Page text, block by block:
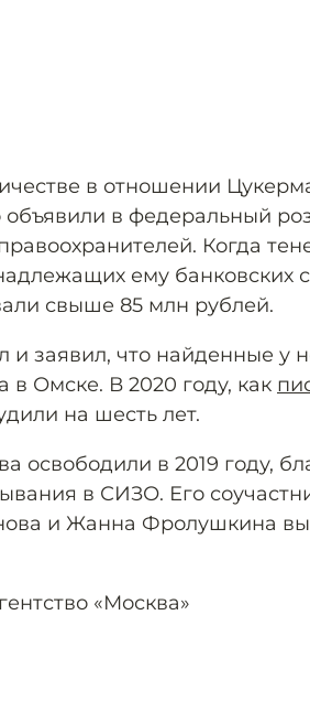
в отношении
объявили в федеральный
Когда
ему банковских
свыше 85 млн рублей.
и заявил, что найденные у
в Омске. В 2020 году, как
на шесть лет.
освободили в 2019 году,
в СИЗО. Его
и Жанна Фролушкина
«Москва»